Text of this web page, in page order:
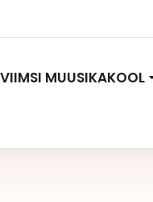
VIIMSI MUUSIKAKOOL